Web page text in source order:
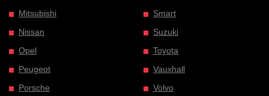
Mitsubishi
Nissan
Opel
Peugeot
Porsche
Smart
Suzuki
Toyota
Vauxhall
Volvo